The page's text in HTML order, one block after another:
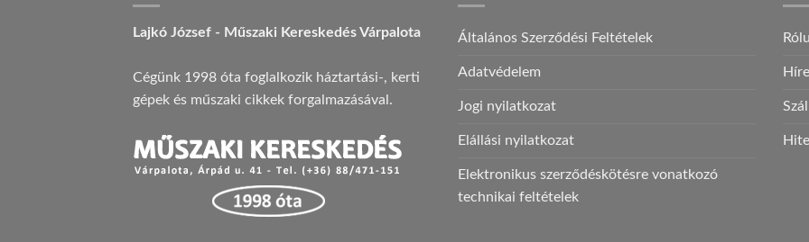
Lajkó József - Műszaki Kereskedés Várpalota
Cégünk 1998 óta foglalkozik háztartási-, kerti
gépek és műszaki cikkek forgalmazásával.
Általános Szerződési Feltételek
Adatvédelem
Jogi nyilatkozat
Elállási nyilatkozat
Elektronikus szerződéskötésre vonatkozó
technikai feltételek